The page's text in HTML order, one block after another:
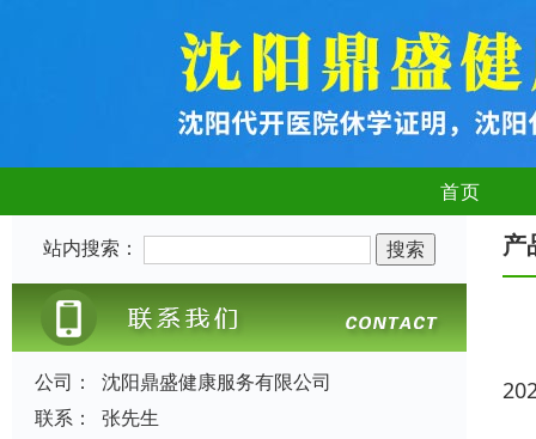
首页
站内搜索：
公司：
沈阳鼎盛健康服务有限公司
联系：
张先生
产